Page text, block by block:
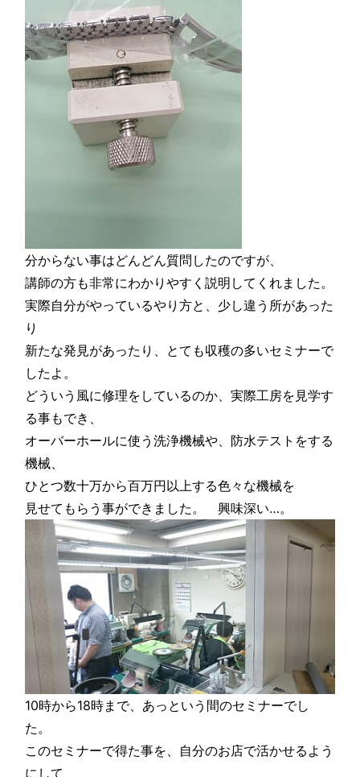
分からない事はどんどん質問したのですが、
講師の方も非常にわかりやすく説明してくれました。
実際自分がやっているやり方と、少し違う所があった
り
新たな発見があったり、とても収穫の多いセミナーで
したよ。
どういう風に修理をしているのか、実際工房を見学す
る事もでき、
オーバーホールに使う洗浄機械や、防水テストをする
機械、
ひとつ数十万から百万円以上する色々な機械を
見せてもらう事ができました。 興味深い…。
10時から18時まで、あっという間のセミナーでし
た。
このセミナーで得た事を、自分のお店で活かせるよう
にして